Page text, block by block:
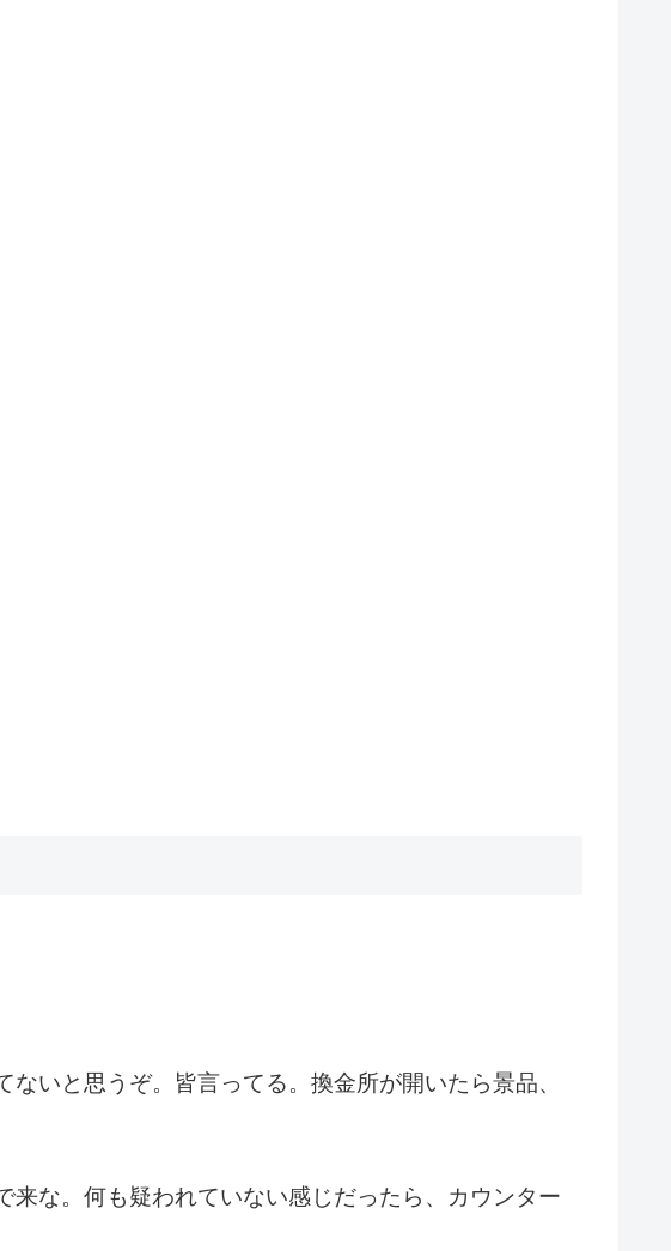
いと思うぞ。皆言ってる。換金所が開いたら景品、
来な。何も疑われていない感じだったら、カウンター